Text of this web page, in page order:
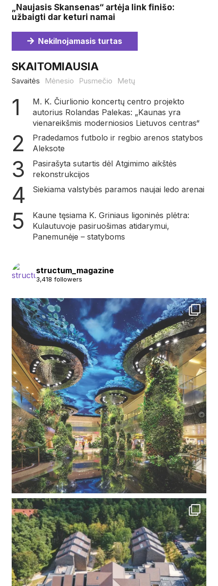
„Naujasis Skansenas“ artėja link finišo:
užbaigti dar keturi namai
Nekilnojamasis turtas
SKAITOMIAUSIA
Savaitės Mėnesio Pusmečio Metų
M. K. Čiurlionio koncertų centro projekto
autorius Rolandas Palekas: „Kaunas yra
vienareikšmis moderniosios Lietuvos centras“
Pradedamos futbolo ir regbio arenos statybos
Aleksote
Pasirašyta sutartis dėl Atgimimo aikštės
rekonstrukcijos
Siekiama valstybės paramos naujai ledo arenai
Kaune tęsiama K. Griniaus ligoninės plėtra:
Kulautuvoje pasiruošimas atidarymui,
Panemunėje – statyboms
structum_magazine
3,418 followers